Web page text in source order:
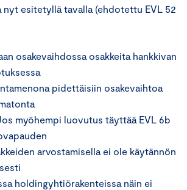
esitetyllä tavalla (ehdotettu EVL 52
osakevaihdossa osakkeita hankkivan
pidettäisiin osakevaihtoa
myöhempi luovutus täyttää EVL 6b
arvostamisella ei ole käytännön
holdingyhtiörakenteissa näin ei